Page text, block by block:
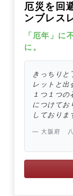
厄災を回
ンブレス
「厄年」に
に。
きっちりと
レットと出
１つ１つ
につけてお
しておりま
大阪府 八